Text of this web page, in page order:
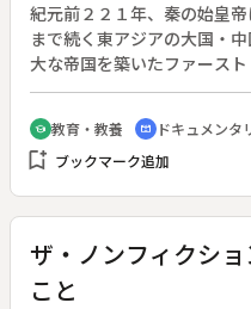
紀元前２２１年、秦の始皇
まで続く東アジアの大国・
大な帝国を築いたファース
させることを夢見て、自ら
築いたとされる。１９７４
的なスケールは世界を驚かせ
土偶。無敵を誇った秦の軍団
とされる。陵墓そのものや
ないが、調査が進めば未知
姿を現すことは確実で、そ
帝陵、万里の長城
school 教育・教養 cinematic_blur ドキュメンタ
bookmark_add ブックマーク追加
ザ・ノンフィクシ
こと